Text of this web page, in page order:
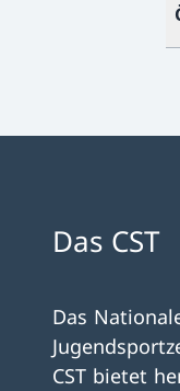
Das CST
Das
CST bietet